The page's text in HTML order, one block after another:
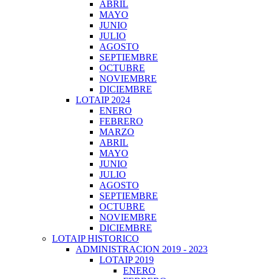
ABRIL
MAYO
JUNIO
JULIO
AGOSTO
SEPTIEMBRE
OCTUBRE
NOVIEMBRE
DICIEMBRE
LOTAIP 2024
ENERO
FEBRERO
MARZO
ABRIL
MAYO
JUNIO
JULIO
AGOSTO
SEPTIEMBRE
OCTUBRE
NOVIEMBRE
DICIEMBRE
LOTAIP HISTORICO
ADMINISTRACION 2019 - 2023
LOTAIP 2019
ENERO